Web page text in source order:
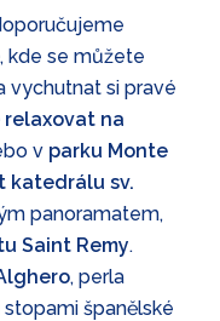
, kde se můžete
vychutnat si pravé
relaxovat na
v parku Monte
katedrálu sv.
panoramatem,
Saint Remy.
, perla
španělské